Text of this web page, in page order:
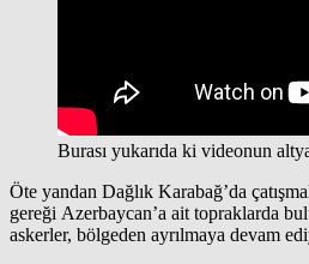
Burası yukarıda ki videonun
Öte yandan Dağlık Karabağ’da
gereği Azerbaycan’a ait topraklarda
askerler, bölgeden ayrılmaya devam